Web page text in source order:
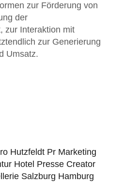
zur Förderung von
der
zur Interaktion mit
zur Generierung
Umsatz.